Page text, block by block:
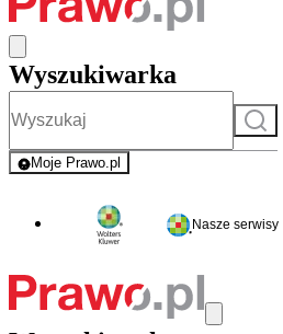
Wyszukiwarka
Szukaj
Moje Prawo.pl
- rejestracja i logowanie do serwisu
Nasze serwisy